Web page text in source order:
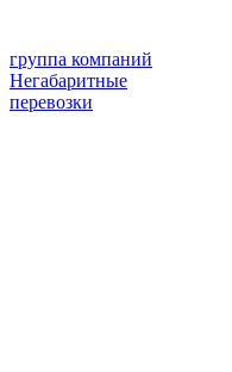
группа компаний
Негабаритные
перевозки